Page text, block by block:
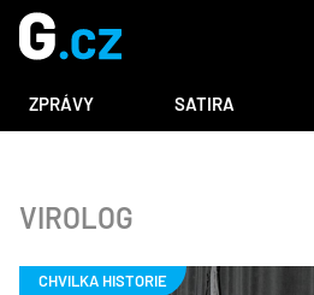
ZPRÁVY SATIRA
VIROLOG